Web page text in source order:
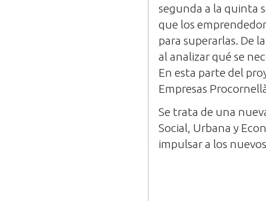
segunda a la quinta
que los
para superarlas. De
al analizar qué se
En esta parte del
Empresas
Se trata de una
Social, Urbana y
impulsar a los